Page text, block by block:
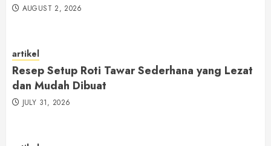
AUGUST 2, 2026
artikel
Resep Setup Roti Tawar Sederhana yang Lezat
dan Mudah Dibuat
JULY 31, 2026